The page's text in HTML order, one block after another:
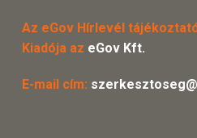
Az eGov Hírlevél
Kiadója az eGov Kft.
E-mail cím: